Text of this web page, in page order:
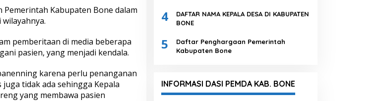
Kabupaten Bone dalam
pemberitaan di media beberapa
pasien, yang menjadi kendala.
karena perlu penanganan
tidak ada sehingga Kepala
yang membawa pasien
4
DAFTAR NAMA KEPALA DESA DI KABUPATEN
BONE
5
Daftar Penghargaan Pemerintah
Kabupaten Bone
INFORMASI DASI PEMDA KAB. BONE